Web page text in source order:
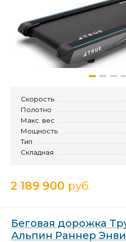
Скорость
Полотно
Макс. вес
Мощность
Тип
Складная
2 189 900 руб.
Беговая дорожка
Альпин Раннер